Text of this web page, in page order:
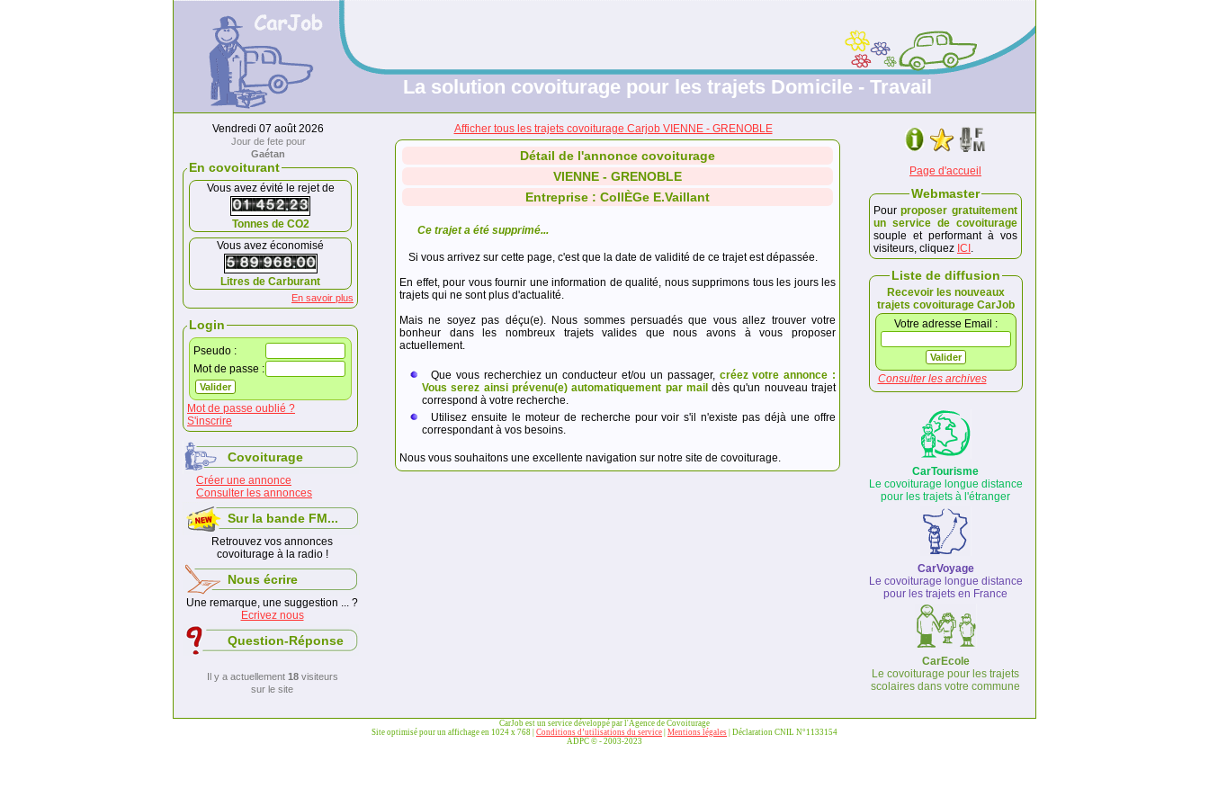
La solution covoiturage pour les trajets Domicile - Travail
Vendredi 07 août 2026
Jour de fete pour
Gaétan
En covoiturant
Vous avez évité le rejet de
Tonnes de CO2
Vous avez économisé
Litres de Carburant
En savoir plus
Login
Pseudo :
Mot de passe :
Mot de passe oublié ?
S'inscrire
Covoiturage
Créer une annonce
Consulter les annonces
Sur la bande FM...
Retrouvez vos annonces
covoiturage à la radio !
Nous écrire
Une remarque, une suggestion ... ?
Ecrivez nous
Question-Réponse
Il y a actuellement 18visiteurs
sur le site
Afficher tous les trajets covoiturage Carjob VIENNE - GRENOBLE
Détail de l'annonce covoiturage
VIENNE - GRENOBLE
Entreprise : CollÈGe E.Vaillant
Ce trajet a été supprimé...
Si vous arrivez sur cette page, c'est que la date de validité de ce trajet est dépassée.
En effet, pour vous fournir une information de qualité, nous supprimons tous les jours les
trajets qui ne sont plus d'actualité.
Mais ne soyez pas déçu(e). Nous sommes persuadés que vous allez trouver votre
bonheur dans les nombreux trajets valides que nous avons à vous proposer
actuellement.
Que vous recherchiez un conducteur et/ou un passager, créez votre annonce :
Vous serez ainsi prévenu(e) automatiquement par mail dès qu'un nouveau trajet
correspond à votre recherche.
Utilisez ensuite le moteur de recherche pour voir s'il n'existe pas déjà une offre
correspondant à vos besoins.
Nous vous souhaitons une excellente navigation sur notre site de covoiturage.
Page d'accueil
Webmaster
Pour proposer gratuitement
un service de covoiturage
souple et performant à vos
visiteurs, cliquez ICI .
Liste de diffusion
Recevoir les nouveaux
trajets covoiturage CarJob
Votre adresse Email :
Consulter les archives
CarTourisme
Le covoiturage longue distance
pour les trajets à l'étranger
CarVoyage
Le covoiturage longue distance
pour les trajets en France
CarEcole
Le covoiturage pour les trajets
scolaires dans votre commune
CarJob est un service développé par l'Agence de Covoiturage
Site optimisé pour un affichage en 1024 x 768 | Conditions d’utilisations du service Mentions légales | Déclaration CNIL N°1133154
ADPC © - 2003-2023